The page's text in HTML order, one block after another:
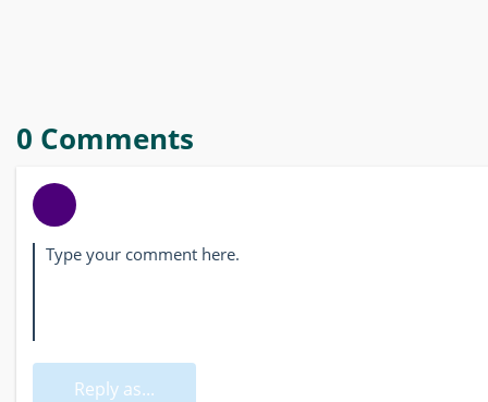
0 Comments
Reply as...